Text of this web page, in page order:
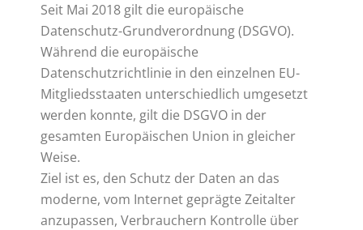
Seit Mai 2018 gilt die europäische
Datenschutz-Grundverordnung (DSGVO).
Während die europäische
Datenschutzrichtlinie in den einzelnen EU-
Mitgliedsstaaten unterschiedlich umgesetzt
werden konnte, gilt die DSGVO in der
gesamten Europäischen Union in gleicher
Weise.
Ziel ist es, den Schutz der Daten an das
moderne, vom Internet geprägte Zeitalter
anzupassen, Verbrauchern Kontrolle über